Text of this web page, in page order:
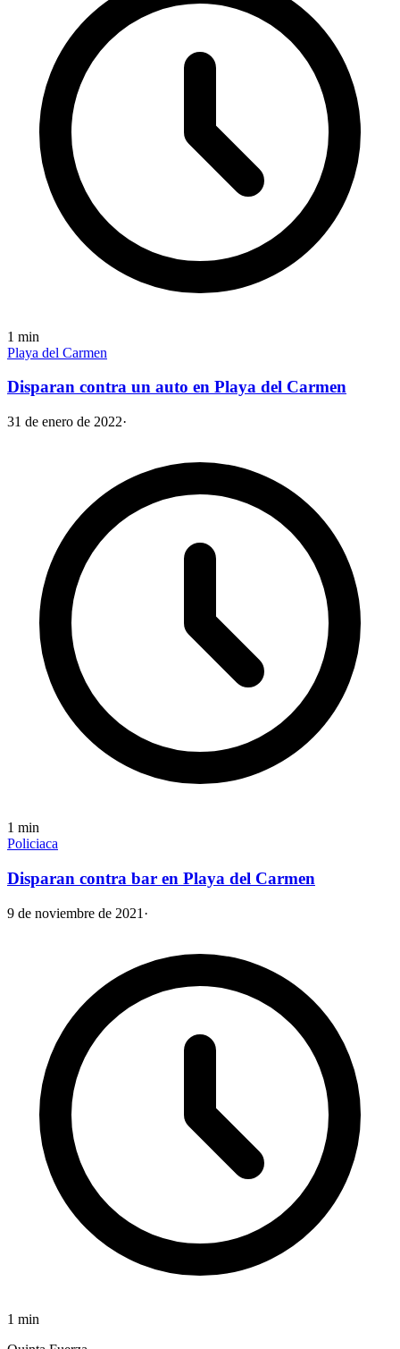
1 min
Playa del Carmen
Disparan contra un auto en Playa del Carmen
31 de enero de 2022·
1 min
Policiaca
Disparan contra bar en Playa del Carmen
9 de noviembre de 2021 ·
1 min